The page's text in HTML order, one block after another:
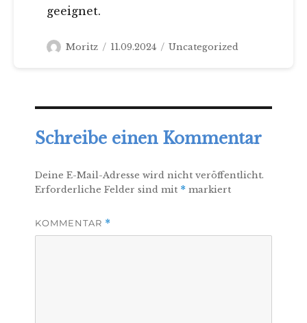
geeignet.
Autor
Moritz
Veröffentlicht
11.09.2024 Kategorien
Uncategorized
Schreibe einen Kommentar
Deine E-Mail-Adresse wird nicht veröffentlicht.
Erforderliche Felder sind mit * markiert
KOMMENTAR *